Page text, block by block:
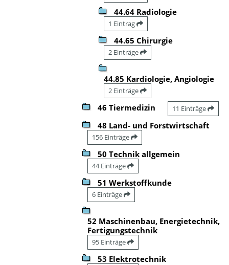
44.64 Radiologie
1 Eintrag
44.65 Chirurgie
2 Einträge
44.85 Kardiologie, Angiologie
2 Einträge
46 Tiermedizin 11 Einträge
48 Land- und Forstwirtschaft
156 Einträge
50 Technik allgemein
44 Einträge
51 Werkstoffkunde
6 Einträge
52 Maschinenbau, Energietechnik,
Fertigungstechnik
95 Einträge
53 Elektrotechnik